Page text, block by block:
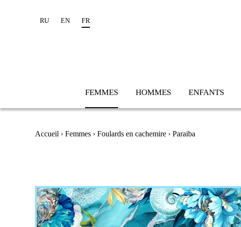
RU EN FR
FEMMES HOMMES ENFANTS
Vous êtes ici
Accueil › Femmes › Foulards en cachemire › Paraiba